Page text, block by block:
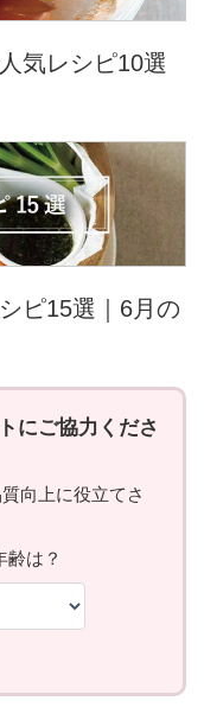
気レシピ10選
ピ15選｜6月の